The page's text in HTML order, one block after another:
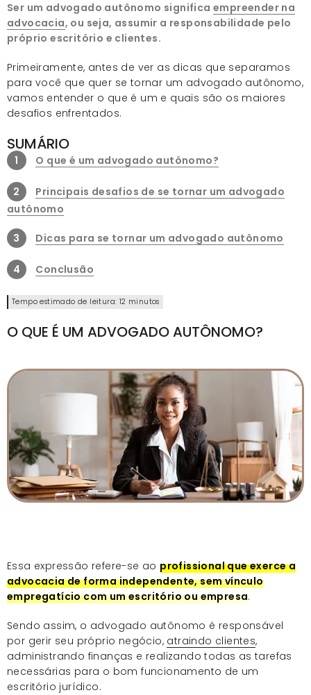
Ser um advogado autônomo significa empreender na
advocacia, ou seja, assumir a responsabilidade pelo
próprio escritório e clientes.
Primeiramente, antes de ver as dicas que separamos
para você que quer se tornar um advogado autônomo,
vamos entender o que é um e quais são os maiores
desafios enfrentados.
SUMÁRIO
1 O que é um advogado autônomo?
2
Principais desafios de se tornar um advogado
autônomo
3 Dicas para se tornar um advogado autônomo
4 Conclusão
Tempo estimado de leitura: 12 minutos
O QUE É UM ADVOGADO AUTÔNOMO?
Essa expressão refere-se ao profissional que exerce a
advocacia de forma independente, sem vínculo
empregatício com um escritório ou empresa.
Sendo assim, o advogado autônomo é responsável
por gerir seu próprio negócio, atraindo clientes,
administrando finanças e realizando todas as tarefas
necessárias para o bom funcionamento de um
escritório jurídico.